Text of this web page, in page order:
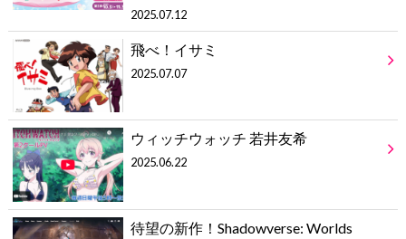
2025.07.12
飛べ！イサミ
2025.07.07
ウィッチウォッチ 若井友希
2025.06.22
待望の新作！Shadowverse: Worlds